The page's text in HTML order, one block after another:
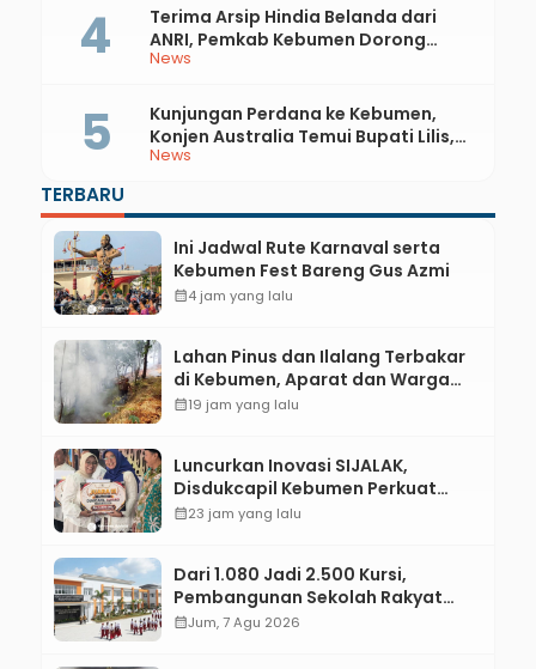
News
Terima Arsip Hindia Belanda dari
ANRI, Pemkab Kebumen Dorong
Integrasi Sejarah, Geopark, dan
News
Kunjungan Perdana ke Kebumen,
Konjen Australia Temui Bupati Lilis,
Ini yang Dibahas
TERBARU
Ini Jadwal Rute Karnaval serta
Kebumen Fest Bareng Gus Azmi
calendar_month4 jam yang lalu
Lahan Pinus dan Ilalang Terbakar
di Kebumen, Aparat dan Warga
Padamkan Api Secara Manual
calendar_month19 jam yang lalu
Luncurkan Inovasi SIJALAK,
Disdukcapil Kebumen Perkuat
Jejaring Literasi Adminduk hingga
calendar_month23 jam yang lalu
Dari 1.080 Jadi 2.500 Kursi,
Pembangunan Sekolah Rakyat
Kebumen Ditargetkan Mulai
calendar_monthJum, 7 Agu 2026